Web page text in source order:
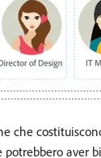
che
aver